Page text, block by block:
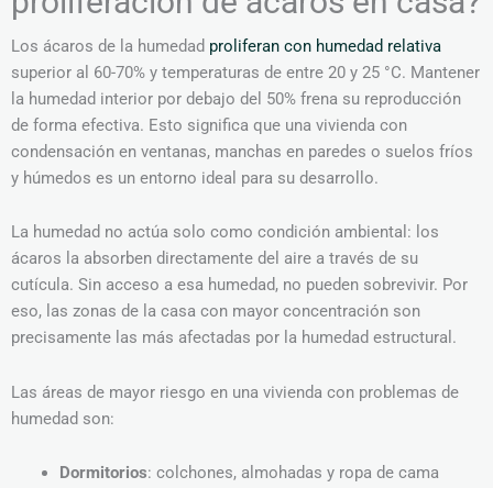
Los ácaros de la humedad proliferan con humedad relativa
superior al 60-70% y temperaturas de entre 20 y 25 °C. Mantener
la humedad interior por debajo del 50% frena su reproducción
de forma efectiva. Esto significa que una vivienda con
condensación en ventanas, manchas en paredes o suelos fríos
y húmedos es un entorno ideal para su desarrollo.
La humedad no actúa solo como condición ambiental: los
ácaros la absorben directamente del aire a través de su
cutícula. Sin acceso a esa humedad, no pueden sobrevivir. Por
eso, las zonas de la casa con mayor concentración son
precisamente las más afectadas por la humedad estructural.
Las áreas de mayor riesgo en una vivienda con problemas de
humedad son:
Dormitorios: colchones, almohadas y ropa de cama